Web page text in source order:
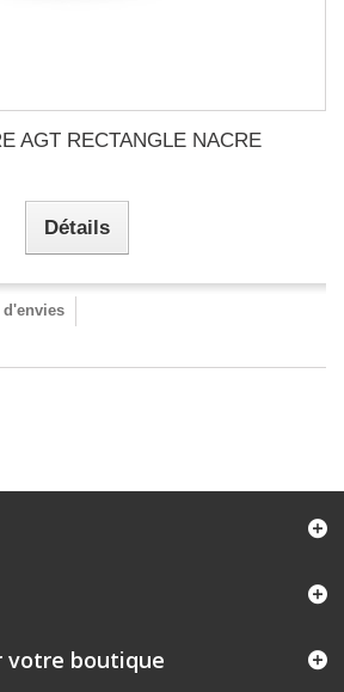
AGT RECTANGLE NACRE
Détails
votre boutique